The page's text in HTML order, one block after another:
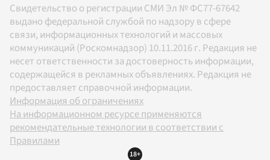
Свидетельство о регистрации СМИ Эл № ФС77-67642
выдано федеральной службой по надзору в сфере
связи, информационных технологий и массовых
коммуникаций (Роскомнадзор) 10.11.2016 г. Редакция не
несет ответственности за достоверность информации,
содержащейся в рекламных объявлениях. Редакция не
предоставляет справочной информации.
Информация об ограничениях
На информационном ресурсе применяются
рекомендательные технологии в соответствии с
Правилами
18+